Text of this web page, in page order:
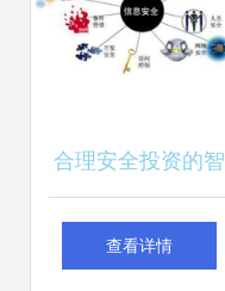
合理安全投资的智
慧与收益
查看详情